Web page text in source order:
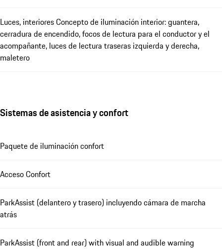
Luces, interiores Concepto de iluminación interior: guantera,
cerradura de encendido, focos de lectura para el conductor y el
acompañante, luces de lectura traseras izquierda y derecha,
maletero
Sistemas de asistencia y confort
Paquete de iluminación confort
Acceso Confort
ParkAssist (delantero y trasero) incluyendo cámara de marcha
atrás
ParkAssist (front and rear) with visual and audible warning